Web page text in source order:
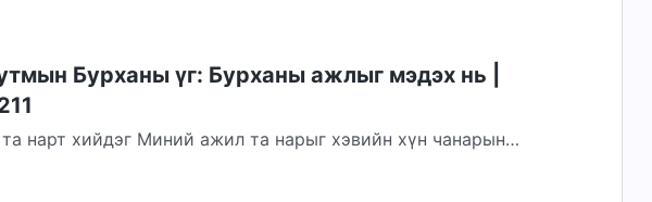
Бурханы үг: Бурханы ажлыг мэдэх нь |
нарт хийдэг Миний ажил та нарыг хэвийн хүн чанарын